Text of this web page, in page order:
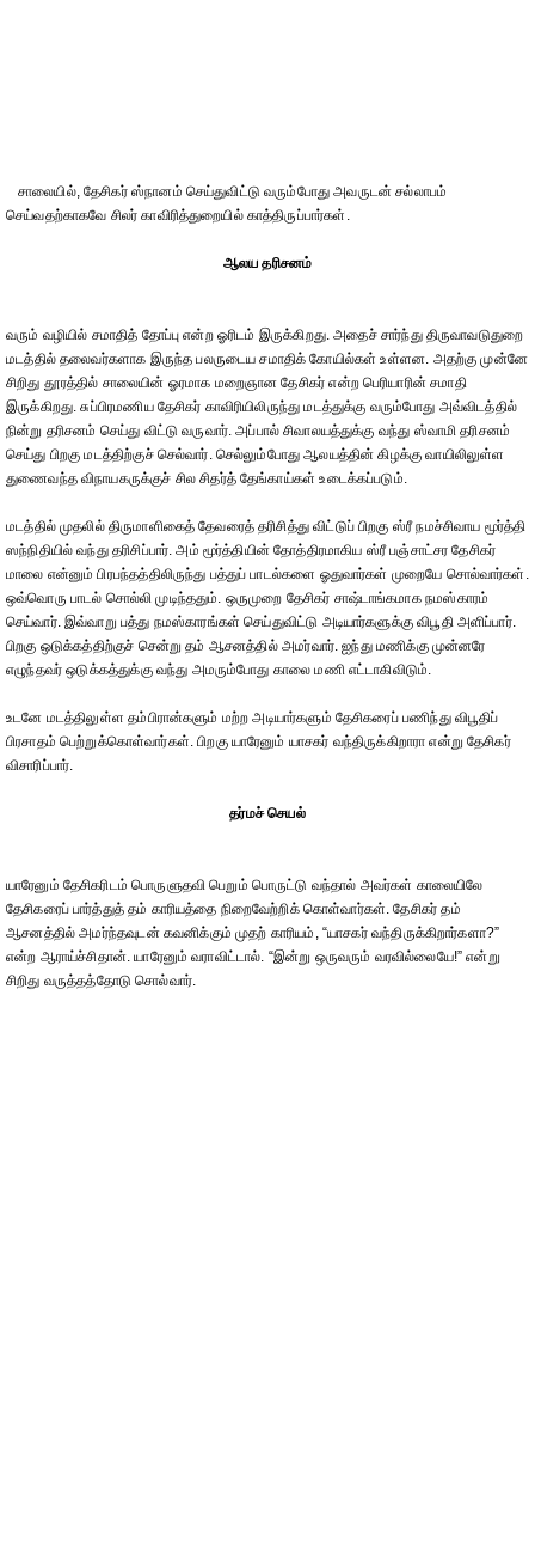
சாலையில், தேசிகர் ஸ்நானம் செய்துவிட்டு வரும்போது அவருடன் சல்லாபம்
செய்வதற்காகவே சிலர் காவிரித்துறையில் காத்திருப்பார்கள்.
ஆலய தரிசனம்
வரும் வழியில் சமாதித் தோப்பு என்ற ஓரிடம் இருக்கிறது. அதைச் சார்ந்து திருவாவடுதுறை
மடத்தில் தலைவர்களாக இருந்த பலருடைய சமாதிக் கோயில்கள் உள்ளன. அதற்கு முன்னே
சிறிது தூரத்தில் சாலையின் ஓரமாக மறைஞான தேசிகர் என்ற பெரியாரின் சமாதி
இருக்கிறது. சுப்பிரமணிய தேசிகர் காவிரியிலிருந்து மடத்துக்கு வரும்போது அவ்விடத்தில்
நின்று தரிசனம் செய்து விட்டு வருவார். அப்பால் சிவாலயத்துக்கு வந்து ஸ்வாமி தரிசனம்
செய்து பிறகு மடத்திற்குச் செல்வார். செல்லும்போது ஆலயத்தின் கிழக்கு வாயிலிலுள்ள
துணைவந்த விநாயகருக்குச் சில சிதர்த் தேங்காய்கள் உடைக்கப்படும்.
மடத்தில் முதலில் திருமாளிகைத் தேவரைத் தரிசித்து விட்டுப் பிறகு ஸ்ரீ நமச்சிவாய மூர்த்தி
ஸந்நிதியில் வந்து தரிசிப்பார். அம் மூர்த்தியின் தோத்திரமாகிய ஸ்ரீ பஞ்சாட்சர தேசிகர்
மாலை என்னும் பிரபந்தத்திலிருந்து பத்துப் பாடல்களை ஓதுவார்கள் முறையே சொல்வார்கள்.
ஒவ்வொரு பாடல் சொல்லி முடிந்ததும். ஒருமுறை தேசிகர் சாஷ்டாங்கமாக நமஸ்காரம்
செய்வார். இவ்வாறு பத்து நமஸ்காரங்கள் செய்துவிட்டு அடியார்களுக்கு விபூதி அளிப்பார்.
பிறகு ஒடுக்கத்திற்குச் சென்று தம் ஆசனத்தில் அமர்வார். ஐந்து மணிக்கு முன்னரே
எழுந்தவர் ஒடுக்கத்துக்கு வந்து அமரும்போது காலை மணி எட்டாகிவிடும்.
உடனே மடத்திலுள்ள தம்பிரான்களும் மற்ற அடியார்களும் தேசிகரைப் பணிந்து விபூதிப்
பிரசாதம் பெற்றுக்கொள்வார்கள். பிறகு யாரேனும் யாசகர் வந்திருக்கிறாரா என்று தேசிகர்
விசாரிப்பார்.
தர்மச் செயல்
யாரேனும் தேசிகரிடம் பொருளுதவி பெறும் பொருட்டு வந்தால் அவர்கள் காலையிலே
தேசிகரைப் பார்த்துத் தம் காரியத்தை நிறைவேற்றிக் கொள்வார்கள். தேசிகர் தம்
ஆசனத்தில் அமர்ந்தவுடன் கவனிக்கும் முதற் காரியம், “யாசகர் வந்திருக்கிறார்களா?”
என்ற ஆராய்ச்சிதான். யாரேனும் வராவிட்டால். “இன்று ஒருவரும் வரவில்லையே!” என்று
சிறிது வருத்தத்தோடு சொல்வார்.